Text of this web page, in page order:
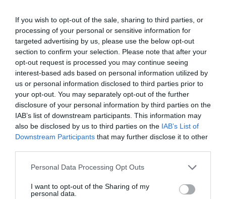
If you wish to opt-out of the sale, sharing to third parties, or
processing of your personal or sensitive information for
targeted advertising by us, please use the below opt-out
section to confirm your selection. Please note that after your
opt-out request is processed you may continue seeing
interest-based ads based on personal information utilized by
us or personal information disclosed to third parties prior to
your opt-out. You may separately opt-out of the further
disclosure of your personal information by third parties on the
IAB’s list of downstream participants. This information may
also be disclosed by us to third parties on the IAB’s List of
Downstream Participants that may further disclose it to other
Personal Data Processing Opt Outs
I want to opt-out of the Sharing of my
personal data.
Noticias y novedades Redacción
13/09/2017
Blemil, la marca de leches y fórmulas infantiles de Laboratorios
Ordesa, completa su gama de fórmulas para el tratamiento dietético
de la alergia a la proteína de la leche de vaca con el lanzamiento de
Blemil plus Elemental, una fórmula infantil con una alta tolerancia y
digestibilidad para el tratamiento dietético de lactantes y niños.
Laboratorios Ordesa busca soluciones a las alergias
alimentarias con el proyecto SOLMILK
Noticias y novedades Redacción
18/12/2015
Sólo en Europa más de 17 millones de personas tienen alergia a algún
alimento, especialmente niños y jóvenes. En España, el porcentaje de
La leche ocupa el tercer lugar en las patologías alérgicas por detrás del
La farmacia española se une a una campaña europea de
información sobre anafilaxia y alergias alimentarias